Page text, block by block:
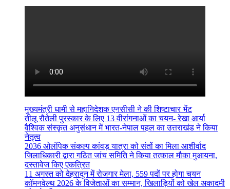
मुख्यमंत्री धामी से महानिदेशक एनसीसी ने की शिष्टाचार भेंट
तीलू रौतेली पुरस्कार के लिए 13 वीरांगनाओं का चयन- रेखा आर्या
वैश्विक संस्कृत अनुसंधान में भारत-नेपाल पहल का उत्तराखंड ने किया
नेतृत्व
2036 ओलंपिक संकल्प कांवड़ यात्रा को संतों का मिला आशीर्वाद
जिलाधिकारी द्वारा गठित जांच समिति ने किया तत्काल मौका मुआयना,
दस्तावेज किए एकत्रित
11 अगस्त को देहरादून में रोजगार मेला, 559 पदों पर होगा चयन
कॉमनवेल्थ 2026 के विजेताओं का सम्मान, खिलाड़ियों को खेल अकादमी